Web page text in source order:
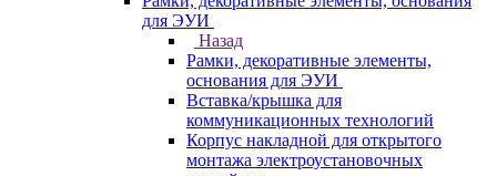
для ЭУИ
Назад
Рамки, декоративные элементы,
основания для ЭУИ
Вставка/крышка для
коммуникационных технологий
Корпус накладной для открытого
монтажа электроустановочных